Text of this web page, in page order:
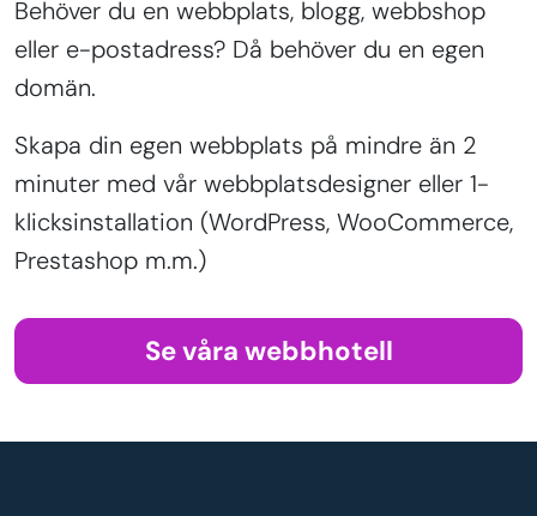
Behöver du en webbplats, blogg, webbshop
eller e-postadress? Då behöver du en egen
domän.
Skapa din egen webbplats på mindre än 2
minuter med vår webbplatsdesigner eller 1-
klicksinstallation (WordPress, WooCommerce,
Prestashop m.m.)
Se våra webbhotell